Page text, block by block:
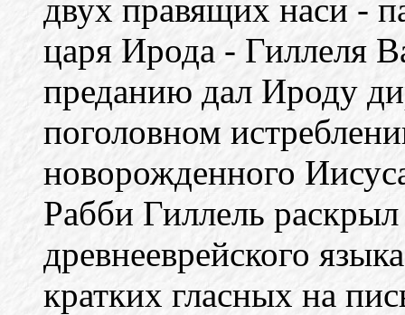
двух правящих наси -
царя Ирода - Гиллеля
преданию дал Ироду
поголовном
новорожденного
Рабби Гиллель
древнееврейского
кратких гласных на